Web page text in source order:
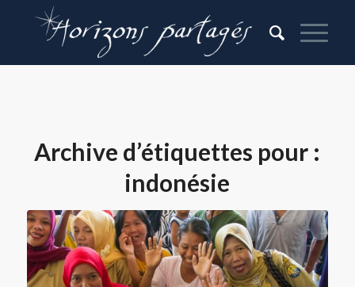
Archive d’étiquettes pour :
indonésie